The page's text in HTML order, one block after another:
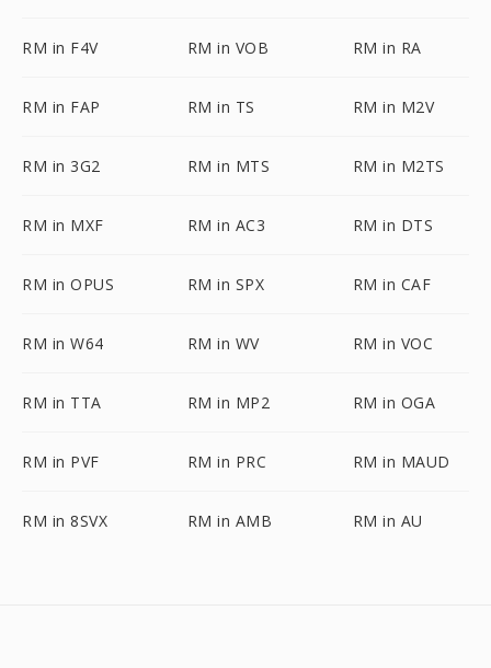
RM in F4V RM in VOB RM in RA
RM in FAP RM in TS RM in M2V
RM in 3G2 RM in MTS RM in M2TS
RM in MXF RM in AC3 RM in DTS
RM in OPUS RM in SPX RM in CAF
RM in W64 RM in WV RM in VOC
RM in TTA RM in MP2 RM in OGA
RM in PVF RM in PRC RM in MAUD
RM in 8SVX RM in AMB RM in AU